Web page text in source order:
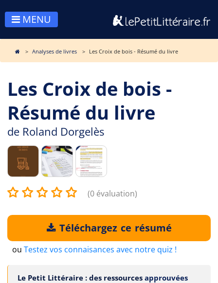
MENU
Analyses de livres Les Croix de bois - Résumé du livre
Les Croix de bois -
Résumé du livre
de Roland Dorgelès
(0 évaluation)
Téléchargez ce résumé
ou Testez vos connaisances avec notre quiz !
Le Petit Littéraire : des ressources approuvées